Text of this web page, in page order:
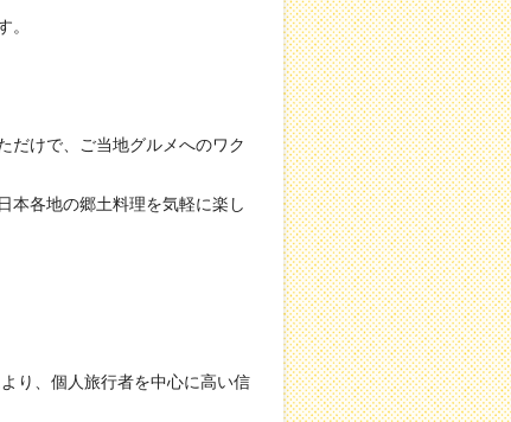
。
だけで、ご当地グルメへのワク
本各地の郷土料理を気軽に楽し
り、個人旅行者を中心に高い信